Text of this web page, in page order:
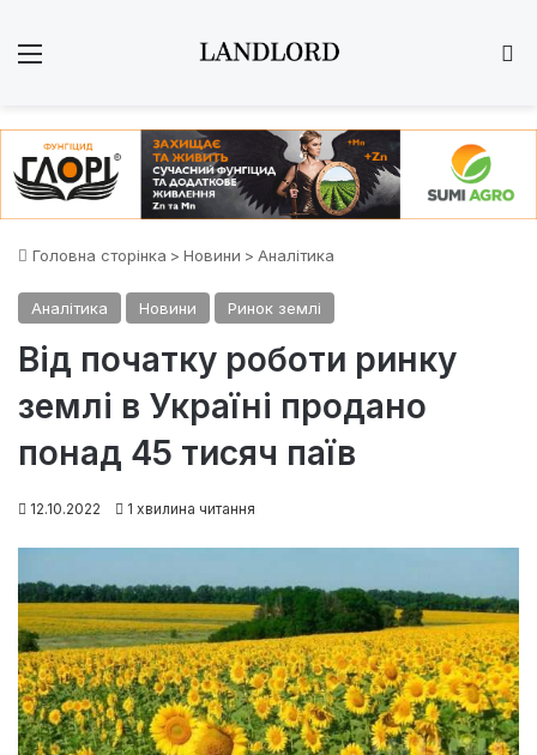
Головна сторінка > Новини > Аналітика
Аналітика Новини Ринок землі
Від початку роботи ринку
землі в Україні продано
понад 45 тисяч паїв
12.10.2022 1 хвилина читання